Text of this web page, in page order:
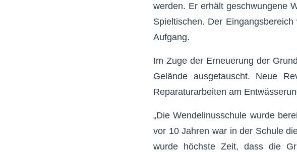
werden. Er erhält geschwungene
Spieltischen. Der
Aufgang.
Im Zuge der Erneuerung der
Gelände ausgetauscht. Neue
Reparaturarbeiten am
„Die Wendelinusschule wurde
vor 10 Jahren war in der Schule
wurde höchste Zeit, dass die